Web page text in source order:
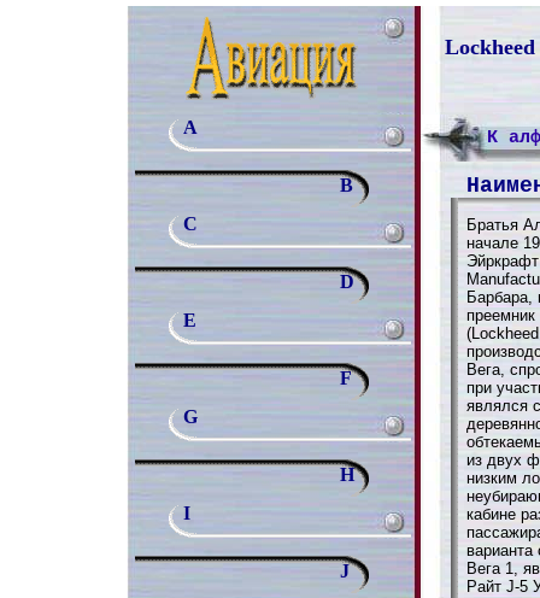
A
B
C
D
E
F
G
H
I
J
К
Братья
начале
Барбара,
Вега,
при
являлся
из двух
низким
кабине
варианта
Вега 1,
Райт J-5